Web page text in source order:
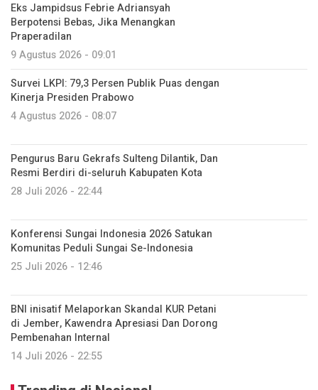
Eks Jampidsus Febrie Adriansyah
Berpotensi Bebas, Jika Menangkan
Praperadilan
9 Agustus 2026 - 09:01
Survei LKPI: 79,3 Persen Publik Puas dengan
Kinerja Presiden Prabowo
4 Agustus 2026 - 08:07
Pengurus Baru Gekrafs Sulteng Dilantik, Dan
Resmi Berdiri di-seluruh Kabupaten Kota
28 Juli 2026 - 22:44
Konferensi Sungai Indonesia 2026 Satukan
Komunitas Peduli Sungai Se-Indonesia
25 Juli 2026 - 12:46
BNI inisatif Melaporkan Skandal KUR Petani
di Jember, Kawendra Apresiasi Dan Dorong
Pembenahan Internal
14 Juli 2026 - 22:55